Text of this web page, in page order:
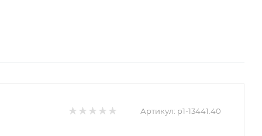
Артикул: p1-13441.40